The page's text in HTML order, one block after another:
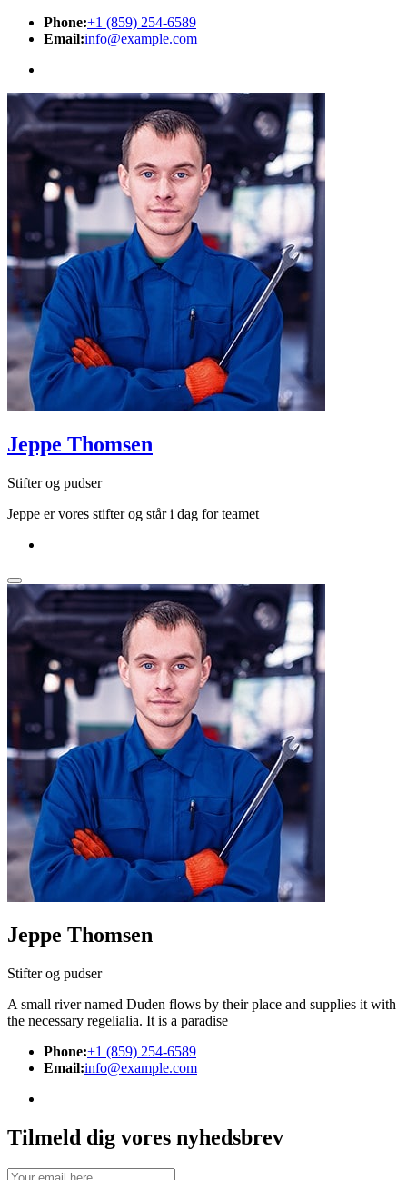
Phone:+1 (859) 254-6589
Email:info@example.com
Jeppe Thomsen
Stifter og pudser
Jeppe er vores stifter og står i dag for teamet
Jeppe Thomsen
Stifter og pudser
A small river named Duden flows by their place and supplies it with
the necessary regelialia. It is a paradise
Phone:+1 (859) 254-6589
Email:info@example.com
Tilmeld dig vores nyhedsbrev